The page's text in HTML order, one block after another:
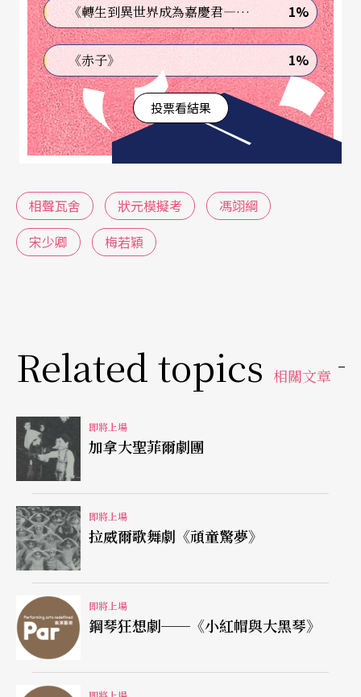
《轉生到異世界成為嘉慶君—發現我的祖先是詐騙集團!?》 1%
《赤子》 1%
投票看結果
相聲瓦舍 狀元模擬考
馮翊綱
宋少卿
梅若穎
Related topics 相關文章
即將上場
加拿大聖菲爾劇團
即將上場
拉威爾歌舞劇《頑童驚夢》
即將上場
鋼琴狂想劇──《小紅帽與大黑琴》